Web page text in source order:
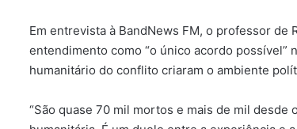
Em entrevista à BandNews FM, o professor de
entendimento como “o único acordo possível”
humanitário do conflito criaram o ambiente
“São quase 70 mil mortos e mais de mil